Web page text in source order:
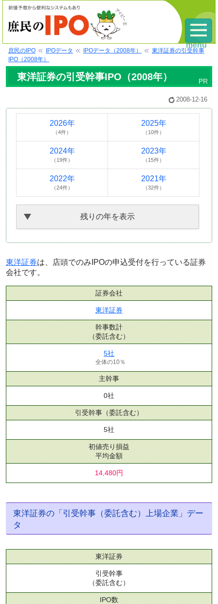
庶民のIPO IPOデータ IPOデータ（2008年）
東洋証券の引受幹事
IPO（2008年）
東洋証券の引受幹事IPO（2008年）
2008-12-16
2026年
（4件）
2025年
（10件）
2024年
（19件）
2023年
（15件）
2022年
（24件）
2021年
（32件）
残りの年を表示
東洋証券は、店頭でのみIPOの申込受付を行っている証券
会社です。
証券会社
東洋証券
幹事数計
（委託含む）
5社
全体の10％
主幹事
0社
引受幹事 （委託含む）
5社
初値売り損益
平均金額
14,480円
東洋証券の「引受幹事（委託含む）上場企業」デー
タ
東洋証券
引受幹事
（委託含む）
IPO数
menu